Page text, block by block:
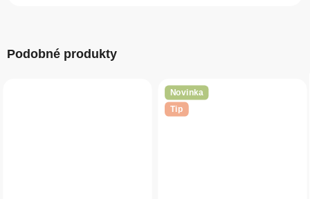
Podobné produkty
Novinka
Tip